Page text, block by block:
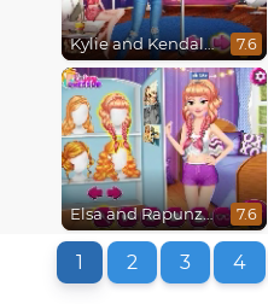
Kylie and Kendall Sisters Break Up 7.6
Elsa and Rapunzel Princess Rivalry 7.6
1 2 3 4